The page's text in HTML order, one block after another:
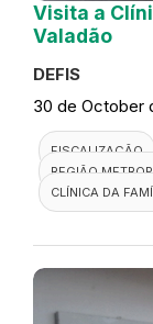
Visita a
Valadão
DEFIS
30 de October
FISCALIZAÇÃO
REGIÃO
CLÍNICA DA